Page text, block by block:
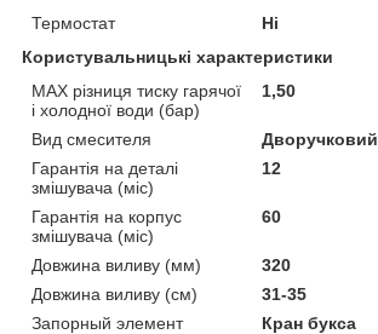
Термостат
Ні
Користувальницькі характеристики
MAX різниця тиску гарячої
і холодної води (бар)
1,50
Вид смесителя
Дворучковий
Гарантія на деталі
змішувача (міс)
12
Гарантія на корпус
змішувача (міс)
60
Довжина виливу (мм)
320
Довжина виливу (см)
31-35
Запорный элемент
Кран букса